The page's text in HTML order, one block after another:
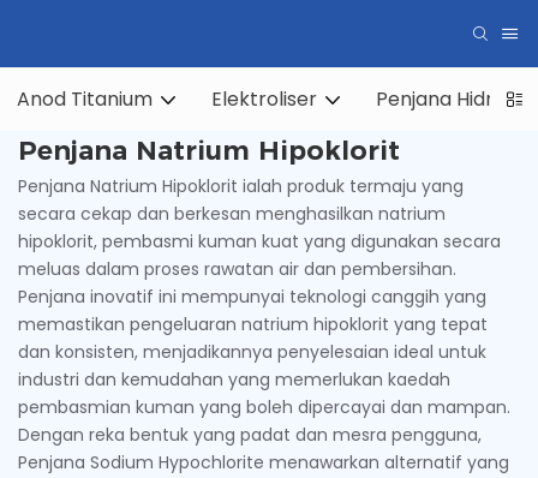
Anod Titanium Elektroliser Penjana
Penjana Natrium Hipoklorit
Penjana Natrium Hipoklorit ialah produk termaju yang
secara cekap dan berkesan menghasilkan natrium
hipoklorit, pembasmi kuman kuat yang digunakan secara
meluas dalam proses rawatan air dan pembersihan.
Penjana inovatif ini mempunyai teknologi canggih yang
memastikan pengeluaran natrium hipoklorit yang tepat
dan konsisten, menjadikannya penyelesaian ideal untuk
industri dan kemudahan yang memerlukan kaedah
pembasmian kuman yang boleh dipercayai dan mampan.
Dengan reka bentuk yang padat dan mesra pengguna,
Penjana Sodium Hypochlorite menawarkan alternatif yang